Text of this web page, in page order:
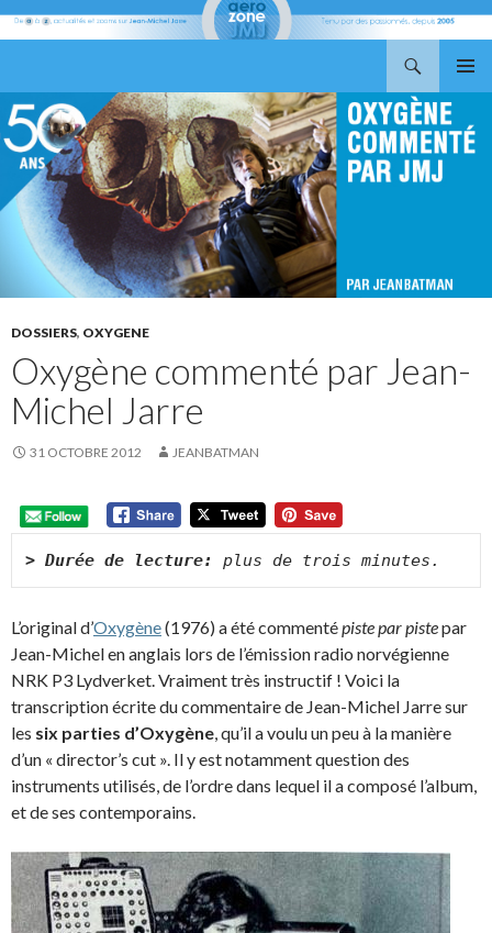
MENU
AU
CONTENU
DOSSIERS, OXYGENE
Oxygène commenté par Jean-
Michel Jarre
31 OCTOBRE 2012 JEANBATMAN
> Durée de lecture: plus de trois minutes.
L’original d’Oxygène(1976) a été commentépiste par pistepar
Jean-Michel en anglais lors de l’émission radio norvégienne
NRK P3 Lydverket. Vraiment très instructif ! Voici la
transcription écrite du commentaire de Jean-Michel Jarre sur
les six parties d’Oxygène, qu’il a voulu un peu à la manière
d’un « director’s cut ». Il y est notamment question des
instruments utilisés, de l’ordre dans lequel il a composé l’album,
et de ses contemporains.